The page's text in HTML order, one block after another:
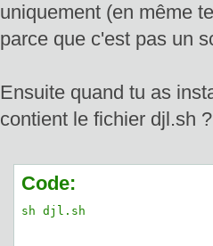
uniquement (en même
parce que c'est pas un
Ensuite quand tu as
contient le fichier djl.sh
Code:
sh djl.sh